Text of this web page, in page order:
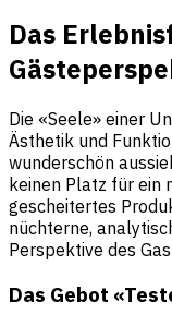
Das
Die «Seele» einer
Ästhetik und
wunderschön
keinen Platz für ein
gescheitertes
nüchterne,
Perspektive des
Das Gebot